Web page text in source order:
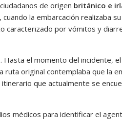
de origen británico e
, cuando la embarcación realizaba
caracterizado por vómitos y
. Hasta el momento del incidente, el
ruta original contemplaba que la
itinerario que actualmente se
médicos para identificar el